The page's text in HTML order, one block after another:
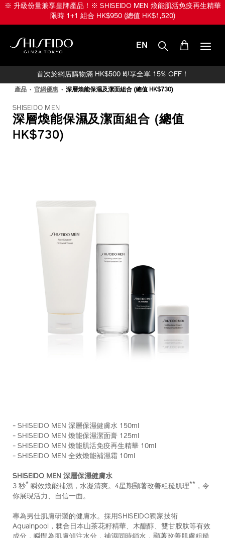
跳※ 升級份量兼享皇牌產品！※ SHISEIDO MEN 煥能肌活免疫再生精華
限時 1+1 組合 HK$950 (總值 HK$1,520)
EN
首次於網店購物滿 HK$500 即享全單 15% OFF！
產品 官網優惠 深層煥能保濕及潔面組合 (總值 HK$730)
SHISEIDO MEN
深層煥能保濕及潔面組合 (總值
HK$730)
%28%E7%B8%BD%E5%80%BC-
hk%24730%29-
Z11938_hk.html
編
號：
Z11938_hk
- SHISEIDO MEN 深層保濕健膚水 150ml
- SHISEIDO MEN 煥能保濕潔面膏 125ml
- SHISEIDO MEN 煥能肌活免疫再生精華 10ml
- SHISEIDO MEN 全效煥能補濕霜 10ml
SHISEIDO MEN 深層保濕健膚水
3 秒* 瞬效煥能補濕，水凝清爽。4星期顯著改善粗糙肌理**
，令
你展現活力、自信一面。
專為男仕肌膚研製的健膚水。採用SHISEIDO獨家技術
Aquainpool，糅合日本山茶花籽精華、木醣醇、雙甘胺肽等有效